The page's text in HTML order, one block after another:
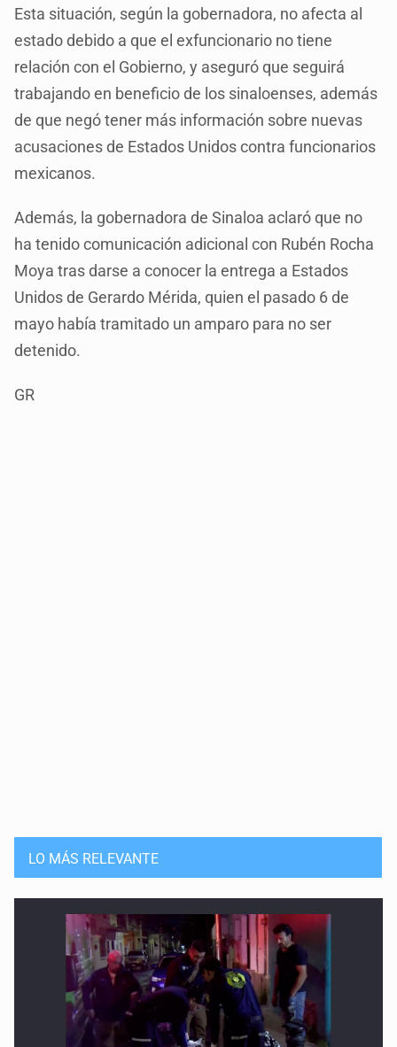
Esta situación, según la gobernadora, no afecta al
estado debido a que el exfuncionario no tiene
relación con el Gobierno, y aseguró que seguirá
trabajando en beneficio de los sinaloenses, además
de que negó tener más información sobre nuevas
acusaciones de Estados Unidos contra funcionarios
mexicanos.
Además, la gobernadora de Sinaloa aclaró que no
ha tenido comunicación adicional con Rubén Rocha
Moya tras darse a conocer la entrega a Estados
Unidos de Gerardo Mérida, quien el pasado 6 de
mayo había tramitado un amparo para no ser
detenido.
GR
LO MÁS RELEVANTE